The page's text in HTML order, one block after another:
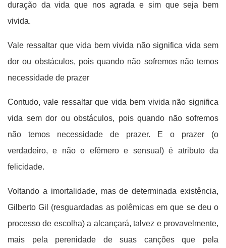
duração da vida que nos agrada e sim que seja bem
vivida.
Vale ressaltar que vida bem vivida não significa vida sem
dor ou obstáculos, pois quando não sofremos não temos
necessidade de prazer
Contudo, vale ressaltar que vida bem vivida não significa
vida sem dor ou obstáculos, pois quando não sofremos
não temos necessidade de prazer. E o prazer (o
verdadeiro, e não o efêmero e sensual) é atributo da
felicidade.
Voltando a imortalidade, mas de determinada existência,
Gilberto Gil (resguardadas as polêmicas em que se deu o
processo de escolha) a alcançará, talvez e provavelmente,
mais pela perenidade de suas canções que pela